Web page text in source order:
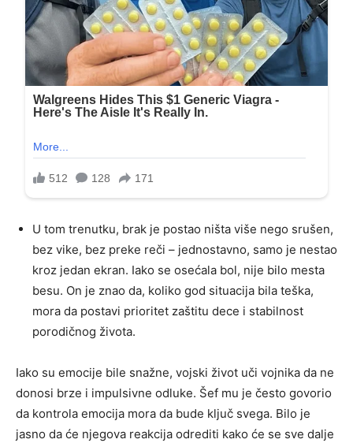
U tom trenutku, brak je postao ništa više nego srušen,
bez vike, bez preke reči – jednostavno, samo je nestao
kroz jedan ekran. Iako se osećala bol, nije bilo mesta
besu. On je znao da, koliko god situacija bila teška,
mora da postavi prioritet zaštitu dece i stabilnost
porodičnog života.
Iako su emocije bile snažne, vojski život uči vojnika da ne
donosi brze i impulsivne odluke. Šef mu je često govorio
da kontrola emocija mora da bude ključ svega. Bilo je
jasno da će njegova reakcija odrediti kako će se sve dalje